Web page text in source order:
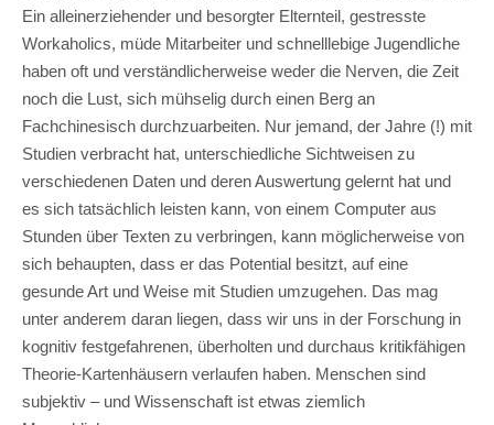
Ein alleinerziehender und besorgter Elternteil, gestresste
Workaholics, müde Mitarbeiter und schnelllebige Jugendliche
haben oft und verständlicherweise weder die Nerven, die Zeit
noch die Lust, sich mühselig durch einen Berg an
Fachchinesisch durchzuarbeiten. Nur jemand, der Jahre (!) mit
Studien verbracht hat, unterschiedliche Sichtweisen zu
verschiedenen Daten und deren Auswertung gelernt hat und
es sich tatsächlich leisten kann, von einem Computer aus
Stunden über Texten zu verbringen, kann möglicherweise von
sich behaupten, dass er das Potential besitzt, auf eine
gesunde Art und Weise mit Studien umzugehen. Das mag
unter anderem daran liegen, dass wir uns in der Forschung in
kognitiv festgefahrenen, überholten und durchaus kritikfähigen
Theorie-Kartenhäusern verlaufen haben. Menschen sind
subjektiv – und Wissenschaft ist etwas ziemlich